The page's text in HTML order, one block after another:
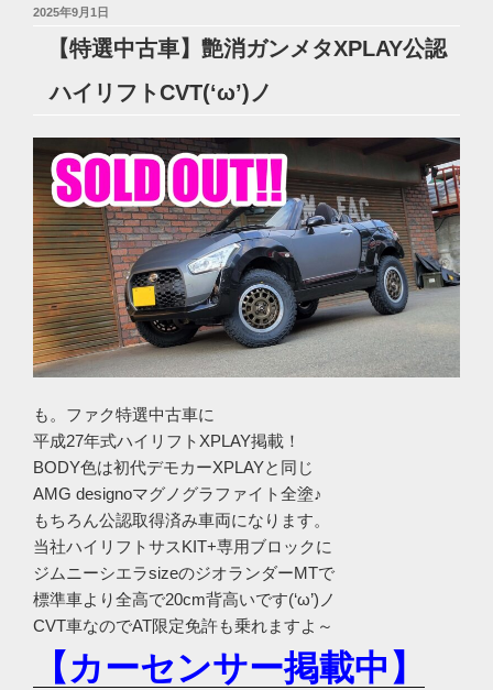
投
2025年9月1日
【特選中古車】艶消ガンメタXPLAY公認
ハイリフトCVT(‘ω’)ノ
も。ファク特選中古車に
平成27年式ハイリフトXPLAY掲載！
BODY色は初代デモカーXPLAYと同じ
AMG designoマグノグラファイト全塗♪
もちろん公認取得済み車両になります。
当社ハイリフトサスKIT+専用ブロックに
ジムニーシエラsizeのジオランダーMTで
標準車より全高で20cm背高いです(‘ω’)ノ
CVT車なのでAT限定免許も乗れますよ～
【カーセンサー掲載中】